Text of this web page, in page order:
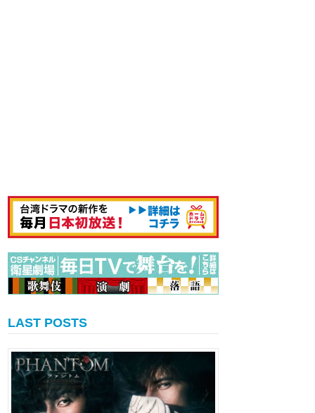
LAST POSTS